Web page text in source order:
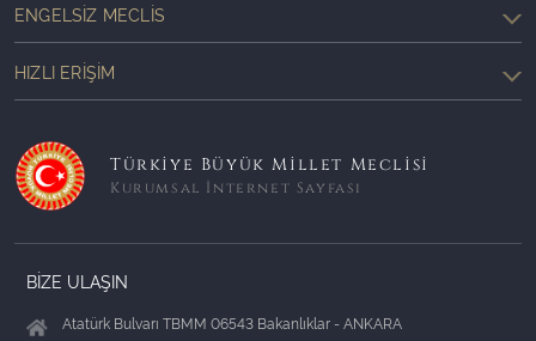
ENGELSIZ MECLIS
HIZLI ERIŞIM
Türkiye Büyük Millet Meclisi
Kurumsal İnternet Sayfası
BİZE ULAŞIN
Atatürk Bulvarı TBMM 06543 Bakanlıklar - ANKARA